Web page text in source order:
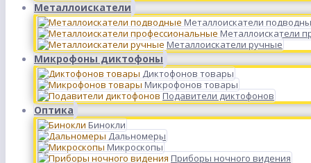
Металлоискатели
Металлоискатели
Металлоискатели
Металлоискатели ручные
Микрофоны диктофоны
Диктофонов товары
Микрофонов товары
Подавители диктофонов
Оптика
Бинокли
Дальномеры
Микроскопы
Приборы ночного видения